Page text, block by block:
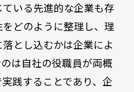
いる先進的な企業も存
どのように整理し、理
とし込むかは企業によ
は自社の役職員が両概
践することであり、企